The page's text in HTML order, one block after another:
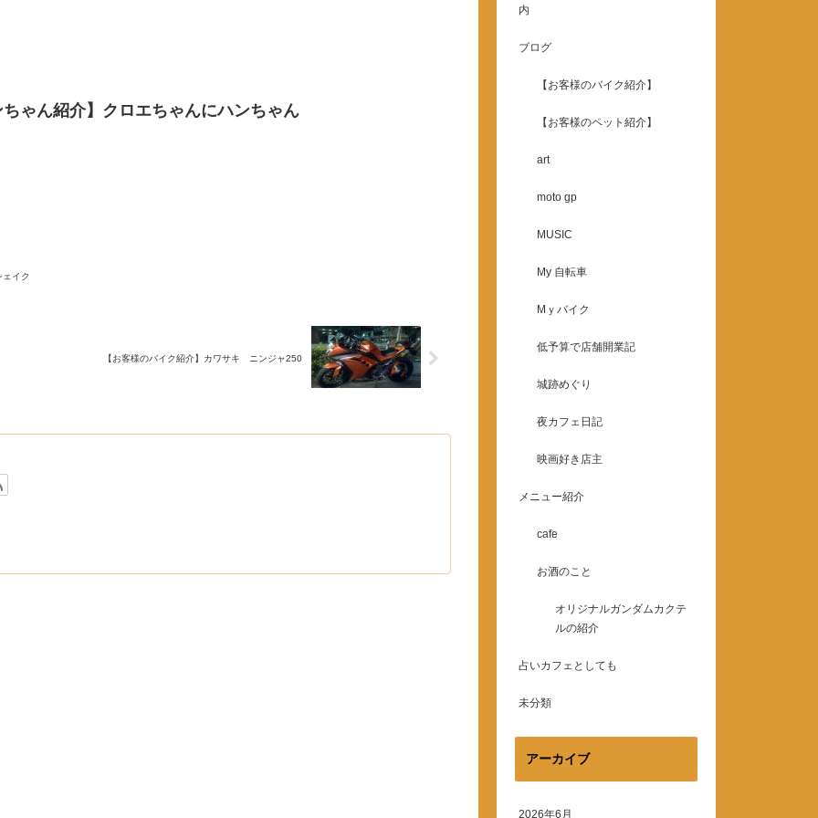
ゃん紹介】クロエちゃんにハンちゃん
イク
【お客様のバイク紹介】カワサキ ニンジャ250
内
ブログ
【お客様のバイク紹介】
【お客様のペット紹介】
art
moto gp
MUSIC
My 自転車
Mｙバイク
低予算で店舗開業記
城跡めぐり
夜カフェ日記
映画好き店主
メニュー紹介
cafe
お酒のこと
オリジナルガンダムカクテ
ルの紹介
占いカフェとしても
未分類
アーカイブ
2026年6月